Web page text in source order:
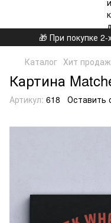
🎁 При покупке
Каталог Хит продаж
Картина
Артикул: 618 Оставить